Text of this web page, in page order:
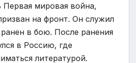
Первая мировая война,
на фронт. Он служил
в бою. После ранения
в Россию, где
литературой.